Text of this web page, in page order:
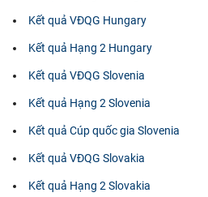
Kết quả VĐQG Hungary
Kết quả Hạng 2 Hungary
Kết quả VĐQG Slovenia
Kết quả Hạng 2 Slovenia
Kết quả Cúp quốc gia Slovenia
Kết quả VĐQG Slovakia
Kết quả Hạng 2 Slovakia